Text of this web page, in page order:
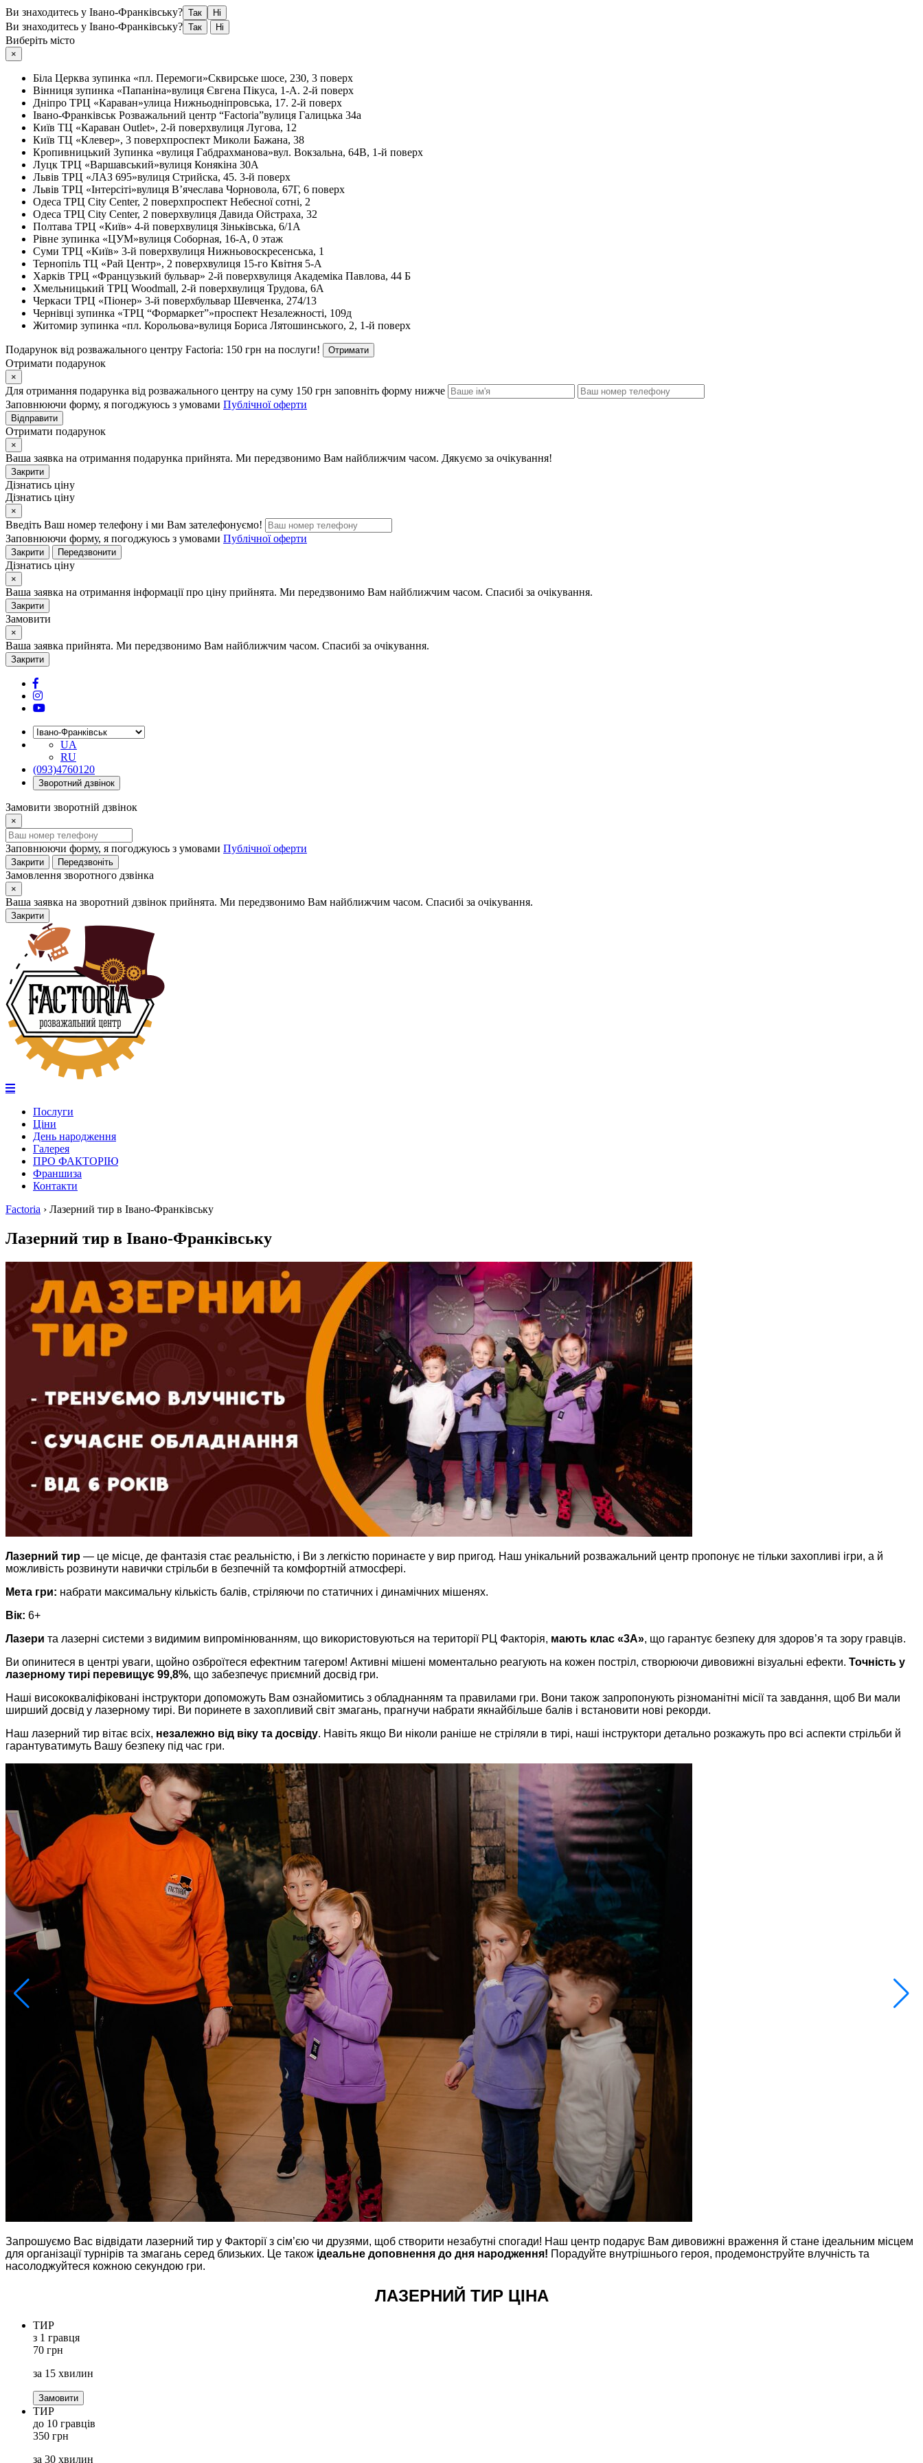
Ви знаходитесь у Івано-Франківську? Так Ні
Ви знаходитесь у Івано-Франківську? Так Ні
Виберіть місто
×
Біла Церква зупинка «пл. Перемоги»Сквирське шосе, 230, 3 поверх
Вінниця зупинка «Папаніна»вулиця Євгена Пікуса, 1-А. 2-й поверх
Дніпро ТРЦ «Караван»улица Нижньодніпровська, 17. 2-й поверх
Івано-Франківськ Розважальний центр “Factoria”вулиця Галицька 34а
Київ ТЦ «Караван Outlet», 2-й поверхвулиця Лугова, 12
Київ ТЦ «Клевер», 3 поверхпроспект Миколи Бажана, 38
Кропивницький Зупинка «вулиця Габдрахманова»вул. Вокзальна, 64В, 1-й поверх
Луцк ТРЦ «Варшавський»вулиця Конякіна 30А
Львів ТРЦ «ЛАЗ 695»вулиця Стрийска, 45. 3-й поверх
Львів ТРЦ «Інтерсіті»вулиця В’ячеслава Чорновола, 67Г, 6 поверх
Одеса ТРЦ City Center, 2 поверхпроспект Небесної сотні, 2
Одеса ТРЦ City Center, 2 поверхвулиця Давида Ойстраха, 32
Полтава ТРЦ «Київ» 4-й поверхвулиця Зіньківська, 6/1А
Рівне зупинка «ЦУМ»вулиця Соборная, 16-А, 0 этаж
Суми ТРЦ «Київ» 3-й поверхвулиця Нижньовоскресенська, 1
Тернопіль ТЦ «Рай Центр», 2 поверхвулиця 15-го Квітня 5-А
Харків ТРЦ «Французький бульвар» 2-й поверхвулиця Академіка Павлова, 44 Б
Хмельницький ТРЦ Woodmall, 2-й поверхвулиця Трудова, 6А
Черкаси ТРЦ «Піонер» 3-й поверхбульвар Шевченка, 274/13
Чернівці зупинка «ТРЦ “Формаркет”»проспект Незалежності, 109д
Житомир зупинка «пл. Корольова»вулиця Бориса Лятошинського, 2, 1-й поверх
Подарунок від розважального центру Factoria: 150 грн на послуги! Отримати
Отримати подарунок
×
Для отримання подарунка від розважального центру на суму 150 грн заповніть форму нижче
Заповнюючи форму, я погоджуюсь з умовами Публічної оферти
Відправити
Отримати подарунок
×
Ваша заявка на отримання подарунка прийнята. Ми передзвонимо Вам найближчим часом. Дякуємо за очікування!
Закрити
Дізнатись ціну
Дізнатись ціну
×
Введіть Ваш номер телефону і ми Вам зателефонуємо!
Заповнюючи форму, я погоджуюсь з умовами Публічної оферти
Закрити Передзвонити
Дізнатись ціну
×
Ваша заявка на отримання інформації про ціну прийнята. Ми передзвонимо Вам найближчим часом. Спасибі за очікування.
Закрити
Замовити
×
Ваша заявка прийнята. Ми передзвонимо Вам найближчим часом. Спасибі за очікування.
Закрити
UA
RU
(093)4760120
Зворотний дзвінок
Замовити зворотній дзвінок
×
Заповнюючи форму, я погоджуюсь з умовами Публічної оферти
Закрити Передзвоніть
Замовлення зворотного дзвінка
×
Ваша заявка на зворотний дзвінок прийнята. Ми передзвонимо Вам найближчим часом. Спасибі за очікування.
Закрити
Послуги
Ціни
День народження
Галерея
ПРО ФАКТОРІЮ
Франшиза
Контакти
Factoria › Лазерний тир в Івано-Франківську
Лазерний тир в Івано-Франківську
Лазерний тир — це місце, де фантазія стає реальністю, і Ви з легкістю поринаєте у вир пригод. Наш унікальний розважальний центр пропонує не тільки захопливі ігри, а й
можливість розвинути навички стрільби в безпечній та комфортній атмосфері.
Мета гри: набрати максимальну кількість балів, стріляючи по статичних і динамічних мішенях.
Вік: 6+
Лазери та лазерні системи з видимим випромінюванням, що використовуються на території РЦ Факторія, мають клас «3А», що гарантує безпеку для здоров’я та зору гравців.
Ви опинитеся в центрі уваги, щойно озброїтеся ефектним тагером! Активні мішені моментально реагують на кожен постріл, створюючи дивовижні візуальні ефекти. Точність у
лазерному тирі перевищує 99,8%, що забезпечує приємний досвід гри.
Наші висококваліфіковані інструктори допоможуть Вам ознайомитись з обладнанням та правилами гри. Вони також запропонують різноманітні місії та завдання, щоб Ви мали
ширший досвід у лазерному тирі. Ви поринете в захопливий світ змагань, прагнучи набрати якнайбільше балів і встановити нові рекорди.
Наш лазерний тир вітає всіх, незалежно від віку та досвіду. Навіть якщо Ви ніколи раніше не стріляли в тирі, наші інструктори детально розкажуть про всі аспекти стрільби й
гарантуватимуть Вашу безпеку під час гри.
Запрошуємо Вас відвідати лазерний тир у Факторії з сім’єю чи друзями, щоб створити незабутні спогади! Наш центр подарує Вам дивовижні враження й стане ідеальним місцем
для організації турнірів та змагань серед близьких. Це також ідеальне доповнення до дня народження! Порадуйте внутрішнього героя, продемонструйте влучність та
насолоджуйтеся кожною секундою гри.
ЛАЗЕРНИЙ ТИР ЦІНА
ТИР
з 1 гравця
70 грн
за 15 хвилин
Замовити
ТИР
до 10 гравців
350 грн
за 30 хвилин